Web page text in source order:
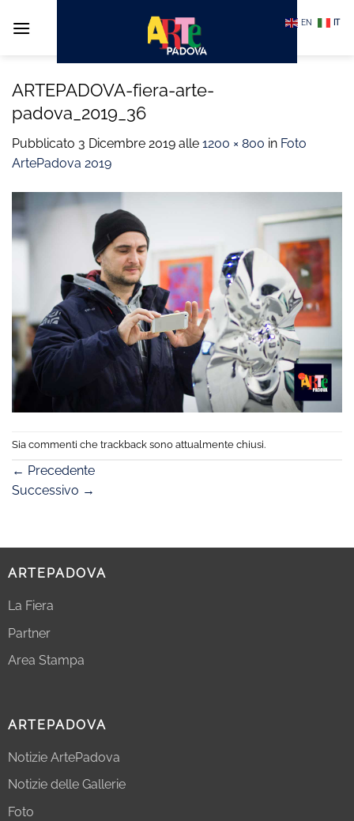
ARTEPADOVA-fiera-arte-
padova_2019_36
Pubblicato 3 Dicembre 2019 alle 1200 × 800 in Foto
ArtePadova 2019
Sia commenti che trackback sono attualmente chiusi.
← Precedente
Successivo →
ARTEPADOVA
La Fiera
Partner
Area Stampa
ARTEPADOVA
Notizie ArtePadova
Notizie delle Gallerie
Foto
EN IT